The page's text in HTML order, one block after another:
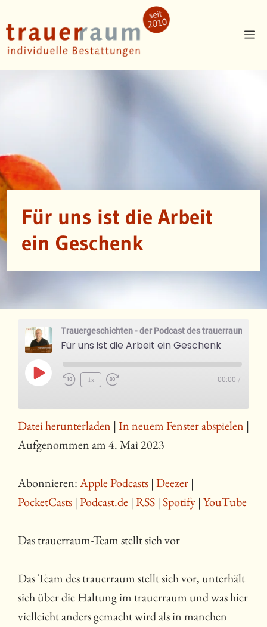
Inhalt
springen
Für uns ist die Arbeit
ein Geschenk
« Alle Podcasts
Für uns ist die Arbeit ein Geschenk
Play
1x 00:00 /
Datei herunterladen |In neuem Fenster abspielen |
Aufgenommen am 4. Mai 2023
Abonnieren:Apple Podcasts |Deezer |
PocketCasts |Podcast.de |RSS |Spotify |YouTube
Das trauerraum-Team stellt sich vor
Das Team des trauerraum stellt sich vor, unterhält
sich über die Haltung im trauerraum und was hier
vielleicht anders gemacht wird als in manchen